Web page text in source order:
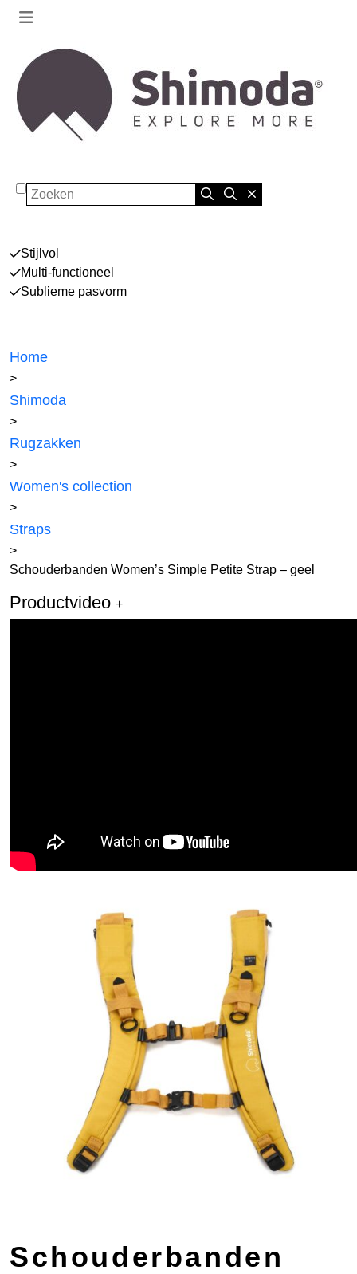
Zoeken
Stijlvol
Multi-functioneel
Sublieme pasvorm
Home
>
Shimoda
>
Rugzakken
>
Women's collection
>
Straps
>
Schouderbanden Women’s Simple Petite Strap – geel
Productvideo +
Schouderbanden